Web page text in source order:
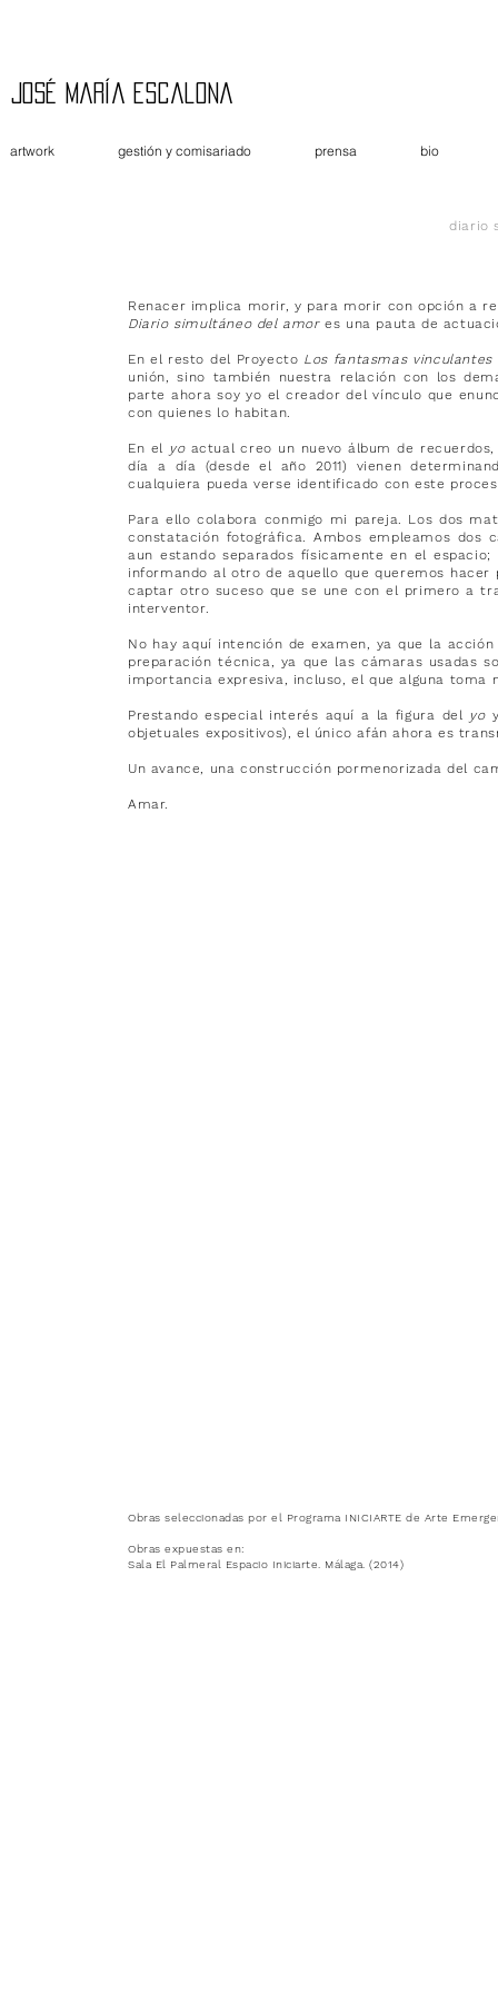
José María Escalona
artwork gestión y comisariado prensa bio
diario
Renacer implica morir, y para morir con opción a
Diario simultáneo del amores una pauta de
En el resto del Proyecto Los fantasmas vinculantes
unión, sino también nuestra relación con los
parte ahora soy yo el creador del vínculo que
con quienes lo habitan.
En el yo actual creo un nuevo álbum de
día a día (desde el año 2011) vienen
cualquiera pueda verse identificado con este
Para ello colabora conmigo mi pareja. Los dos
constatación fotográfica. Ambos empleamos dos
aun estando separados físicamente en el
informando al otro de aquello que queremos
captar otro suceso que se une con el primero a
interventor.
No hay aquí intención de examen, ya que la
preparación técnica, ya que las cámaras usadas
importancia expresiva, incluso, el que alguna
Prestando especial interés aquí a la figura del yo
objetuales expositivos), el único afán ahora es
Un avance, una construcción pormenorizada del
Amar.
Fotografía
12
Obras seleccionadas por el Programa INICIARTE de Arte
Obras expuestas en:
Sala El Palmeral Espacio Iniciarte. Málaga. (2014)